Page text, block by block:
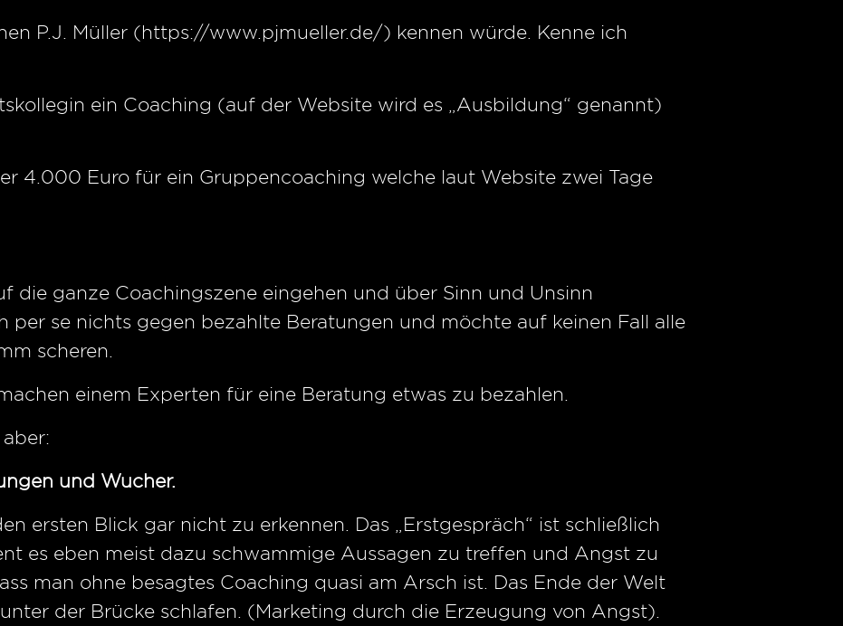
P.J. Müller (https://www.pjmueller.de/) kennen würde. Kenne ich
ein Coaching (auf der Website wird es „Ausbildung“ genannt)
4.000 Euro für ein Gruppencoaching welche laut Website zwei Tage
die ganze Coachingszene eingehen und über Sinn und Unsinn
per se nichts gegen bezahlte Beratungen und möchte auf keinen Fall alle
scheren.
einem Experten für eine Beratung etwas zu bezahlen.
und Wucher.
ersten Blick gar nicht zu erkennen. Das „Erstgespräch“ ist schließlich
es eben meist dazu schwammige Aussagen zu treffen und Angst zu
man ohne besagtes Coaching quasi am Arsch ist. Das Ende der Welt
der Brücke schlafen. (Marketing durch die Erzeugung von Angst).